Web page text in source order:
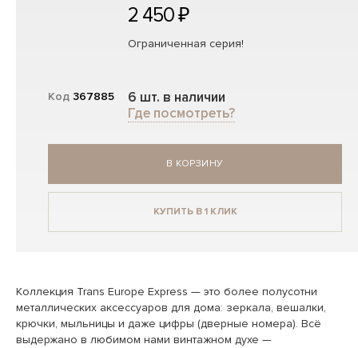
Код 367885
2 450 ₽
Ограниченная серия!
6 шт. в наличии
Где посмотреть?
В КОРЗИНУ
КУПИТЬ В 1 КЛИК
Коллекция Trans Europe Express — это более полусотни
металлических аксессуаров для дома: зеркала, вешалки,
крючки, мыльницы и даже цифры (дверные номера). Всё
выдержано в любимом нами винтажном духе —